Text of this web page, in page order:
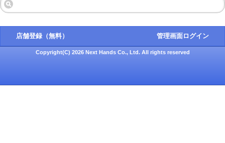
店舗登録（無料） 管理画面ログイン
Copyright(C) 2026 Next Hands Co., Ltd. All rights reserved